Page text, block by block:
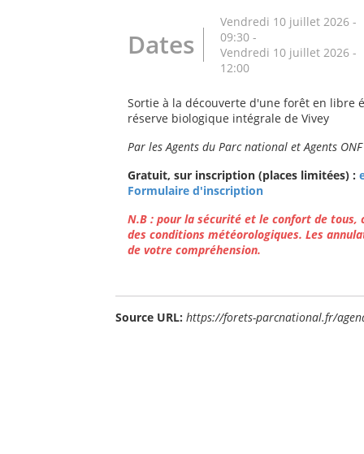
Dates
Vendredi 10 juillet 2026 -
09:30 -
Vendredi 10 juillet 2026 -
12:00
Sortie à la découverte d'une forêt en libre
réserve biologique intégrale de Vivey
Par les Agents du Parc national et Agents
Gratuit, sur inscription (places limitées) :
Formulaire d'inscription
N.B : pour la sécurité et le confort de
des conditions météorologiques. Les
de votre compréhension.
Source URL: https://forets-parcnational.fr/